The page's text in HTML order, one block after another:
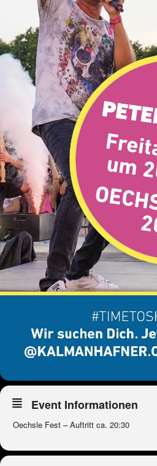
Event Informationen
Oechsle Fest – Auftritt ca. 20:30